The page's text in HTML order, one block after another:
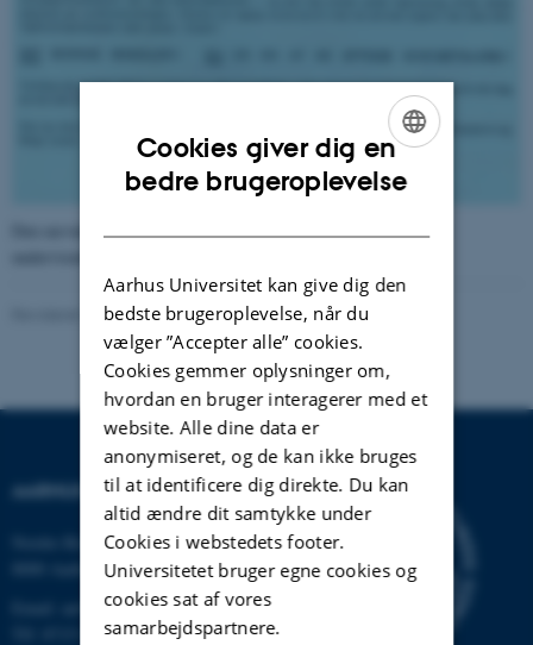
Revideret 24.11.2022-Hans Buhl
AARHUS UNIVERSITET
Nordre Ringgade 1
Email: au@au.dk
Tlf: 8715 0000
ENGLISH
Cookies giver dig en
bedre brugeroplevelse
Aarhus Universitet kan give dig den
bedste brugeroplevelse, når du
vælger ”Accepter alle” cookies.
Cookies gemmer oplysninger om,
hvordan en bruger interagerer med et
website. Alle dine data er
anonymiseret, og de kan ikke bruges
til at identificere dig direkte. Du kan
altid ændre dit samtykke under
Cookies i webstedets footer.
Universitetet bruger egne cookies og
cookies sat af vores
samarbejdspartnere.